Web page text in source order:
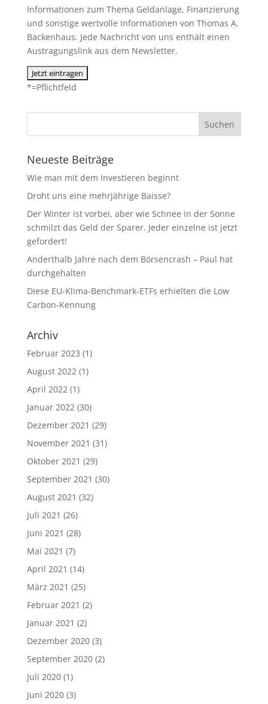
Informationen zum Thema Geldanlage, Finanzierung
und sonstige wertvolle Informationen von Thomas A.
Backenhaus. Jede Nachricht von uns enthält einen
Austragungslink aus dem Newsletter.
*=Pflichtfeld
Neueste Beiträge
Wie man mit dem Investieren beginnt
Droht uns eine mehrjährige Baisse?
Der Winter ist vorbei, aber wie Schnee in der Sonne
schmilzt das Geld der Sparer. Jeder einzelne ist jetzt
gefordert!
Anderthalb Jahre nach dem Börsencrash – Paul hat
durchgehalten
Diese EU-Klima-Benchmark-ETFs erhielten die Low
Carbon-Kennung
Archiv
Februar 2023 (1)
August 2022(1)
April 2022(1)
Januar 2022(30)
Dezember 2021 (29)
November 2021 (31)
Oktober 2021 (29)
September 2021 (30)
August 2021 (32)
Juli 2021 (26)
Juni 2021 (28)
Mai 2021 (7)
April 2021 (14)
März 2021 (25)
Februar 2021 (2)
Januar 2021 (2)
Dezember 2020(3)
September 2020(2)
Juli 2020(1)
Juni 2020(3)